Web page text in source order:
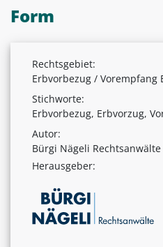
Form
Rechtsgebiet:
Erbvorbezug / Vorempfang
Stichworte:
Erbvorbezug, Erbvorzug,
Autor:
Bürgi Nägeli Rechtsanwälte
Herausgeber: